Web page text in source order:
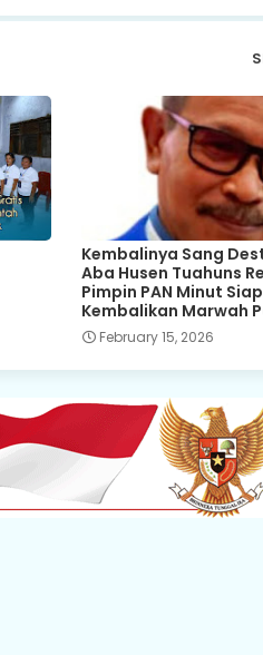
Kembalinya Sang
Aba Husen Tuahuns
Pimpin PAN Minut Siap
Kembalikan Marwah
February 15, 2026